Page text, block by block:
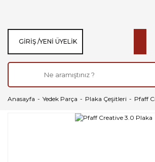
GIRIŞ /YENI ÜYELIK
Anasayfa Yedek Parça Plaka Çeşitleri Pfaff